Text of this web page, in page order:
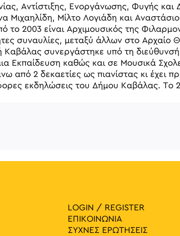
Αντίστιξης, Ενοργάνωσης, Φυγής
Μίλτο Λογιάδη και
2003 είναι Αρχιμουσικός της
συναυλίες, μεταξύ άλλων στο
Καβάλας συνεργάστηκε υπό τη
καθώς και σε Μουσικά
2 δεκαετίες ως πιανίστας κι έχει
εκδηλώσεις του Δήμου Καβάλας. Το
LOGIN / REGISTER
ΕΠΙΚΟΙΝΩΝΙΑ
ΣΥΧΝΕΣ ΕΡΩΤΗΣΕΙΣ